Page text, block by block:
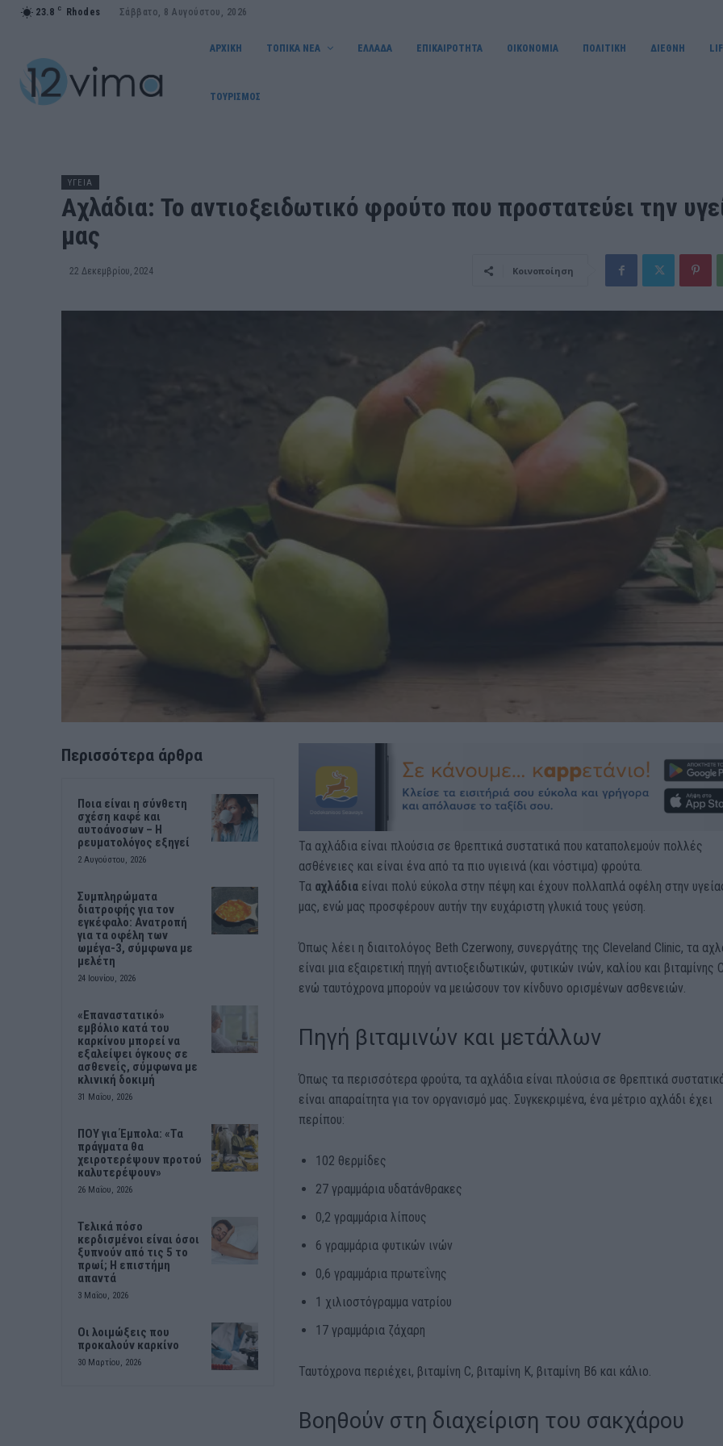
23.8 C Rhodes Σάββατο, 8 Αυγούστου, 2026
ΑΡΧΙΚΗ ΤΟΠΙΚΑ ΝΕΑ ΕΛΛΑΔΑ ΕΠΙΚΑΙΡΟΤΗΤΑ OIKONOMIA ΠΟΛΙΤΙΚΗ ΔΙΕΘΝΗ
ΤΟΥΡΙΣΜΟΣ
ΥΓΕΙΑ
Αχλάδια: Το αντιοξειδωτικό φρούτο που προστατεύει την
μας
22 Δεκεμβρίου, 2024 Κοινοποίηση
Περισσότερα άρθρα
Ποια είναι η σύνθετη
σχέση καφέ και
αυτοάνοσων – Η
ρευματολόγος εξηγεί
2 Αυγούστου, 2026
Συμπληρώματα
διατροφής για τον
εγκέφαλο: Ανατροπή
για τα οφέλη των
ωμέγα-3, σύμφωνα με
μελέτη
24 Ιουνίου, 2026
«Επαναστατικό»
εμβόλιο κατά του
καρκίνου μπορεί να
εξαλείψει όγκους σε
ασθενείς, σύμφωνα με
κλινική δοκιμή
31 Μαΐου, 2026
ΠΟΥ για Έμπολα: «Τα
πράγματα θα
χειροτερέψουν προτού
καλυτερέψουν»
26 Μαΐου, 2026
Τελικά πόσο
κερδισμένοι είναι όσοι
ξυπνούν από τις 5 το
πρωί; Η επιστήμη
απαντά
3 Μαΐου, 2026
Οι λοιμώξεις που
προκαλούν καρκίνο
30 Μαρτίου, 2026
Τα αχλάδια είναι πλούσια σε θρεπτικά συστατικά που καταπολεμούν πολλές
ασθένειες και είναι ένα από τα πιο υγιεινά (και νόστιμα) φρούτα.
Τα αχλάδιαείναι πολύ εύκολα στην πέψη και έχουν πολλαπλά οφέλη στην
μας, ενώ μας προσφέρουν αυτήν την ευχάριστη γλυκιά τους γεύση.
Όπως λέει η διαιτολόγος Beth Czerwony, συνεργάτης της Cleveland Clinic, τα
είναι μια εξαιρετική πηγή αντιοξειδωτικών, φυτικών ινών, καλίου και βιταμίνης
ενώ ταυτόχρονα μπορούν να μειώσουν τον κίνδυνο ορισμένων ασθενειών.
Πηγή βιταμινών και μετάλλων
Όπως τα περισσότερα φρούτα, τα αχλάδια είναι πλούσια σε θρεπτικά
είναι απαραίτητα για τον οργανισμό μας. Συγκεκριμένα, ένα μέτριο αχλάδι έχει
περίπου:
102 θερμίδες
27 γραμμάρια υδατάνθρακες
0,2 γραμμάρια λίπους
6 γραμμάρια φυτικών ινών
0,6 γραμμάρια πρωτεΐνης
1 χιλιοστόγραμμα νατρίου
17 γραμμάρια ζάχαρη
Ταυτόχρονα περιέχει, βιταμίνη C, βιταμίνη Κ, βιταμίνη Β6 και κάλιο.
Βοηθούν στη διαχείριση του σακχάρου